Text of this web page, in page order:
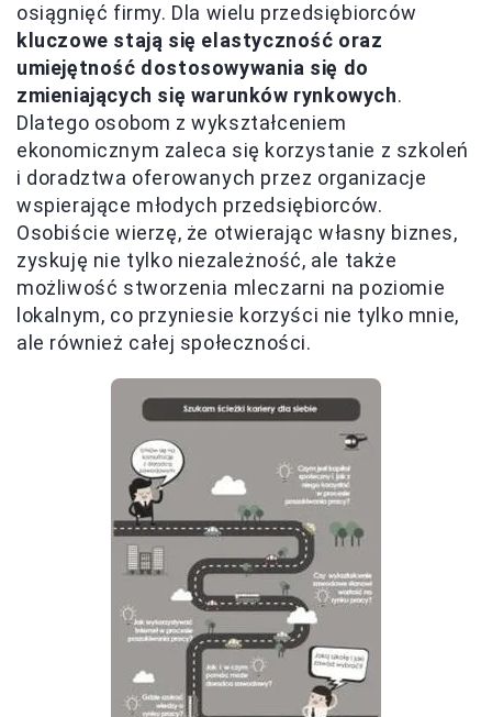
osiągnięć firmy. Dla wielu przedsiębiorców
kluczowe stają się elastyczność oraz
umiejętność dostosowywania się do
zmieniających się warunków rynkowych.
Dlatego osobom z wykształceniem
ekonomicznym zaleca się korzystanie z szkoleń
i doradztwa oferowanych przez organizacje
wspierające młodych przedsiębiorców.
Osobiście wierzę, że otwierając własny biznes,
zyskuję nie tylko niezależność, ale także
możliwość stworzenia mleczarni na poziomie
lokalnym, co przyniesie korzyści nie tylko mnie,
ale również całej społeczności.